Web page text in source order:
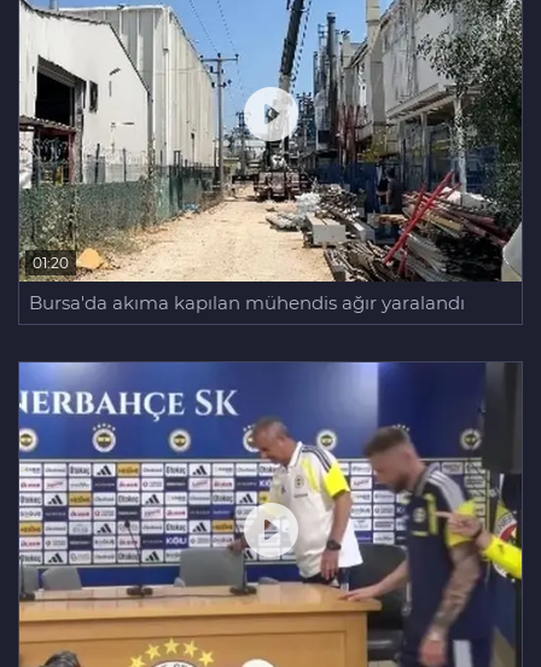
01:20
Bursa'da akıma kapılan mühendis ağır yaralandı